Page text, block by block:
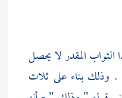
المقدر لا يحصل
. وذلك بناء على ثلاث